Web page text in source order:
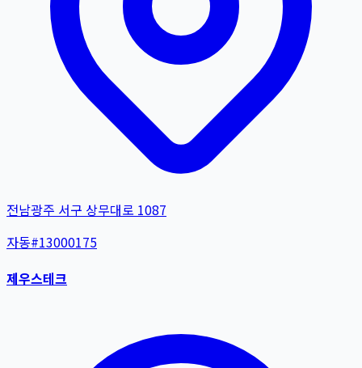
전남광주 서구 상무대로 1087
자동#13000175
제우스테크